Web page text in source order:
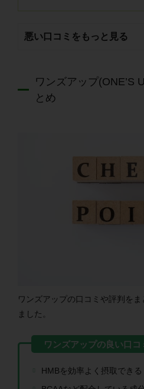
悪い口コミをもっと見る
ワンズアップ(ONE’S
とめ
ワンズアップの口コミや評判を
ました。
HMBを効率よく摂取できる